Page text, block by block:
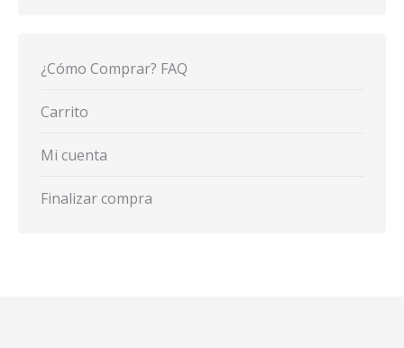
¿Cómo Comprar? FAQ
Carrito
Mi cuenta
Finalizar compra